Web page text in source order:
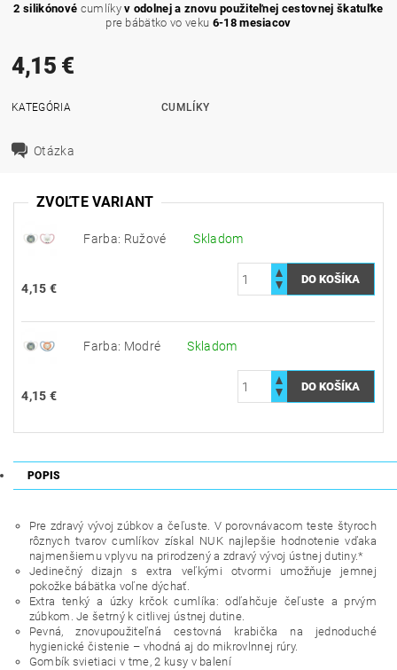
2 silikónové cumlíkyv odolnej a znovu použiteľnej cestovnej škatuľke
pre bábätko vo veku 6-18 mesiacov
4,15 €
KATEGÓRIA CUMLÍKY
Otázka
ZVOĽTE VARIANT
Farba: Ružové Skladom
4,15 €
Farba: Modré Skladom
4,15 €
POPIS
Pre zdravý vývoj zúbkov a čeľuste. V porovnávacom teste štyroch
rôznych tvarov cumlíkov získal NUK najlepšie hodnotenie vďaka
najmenšiemu vplyvu na prirodzený a zdravý vývoj ústnej dutiny.*
Jedinečný dizajn s extra veľkými otvormi umožňuje jemnej
pokožke bábätka voľne dýchať.
Extra tenký a úzky krčok cumlíka: odľahčuje čeľuste a prvým
zúbkom. Je šetrný k citlivej ústnej dutine.
Pevná, znovupoužiteľná cestovná krabička na jednoduché
hygienické čistenie – vhodná aj do mikrovlnnej rúry.
Gombík svietiaci v tme, 2 kusy v balení